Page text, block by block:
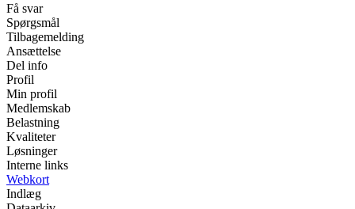
Få svar
Spørgsmål
Tilbagemelding
Ansættelse
Del info
Profil
Min profil
Medlemskab
Belastning
Kvaliteter
Løsninger
Interne links
Webkort
Indlæg